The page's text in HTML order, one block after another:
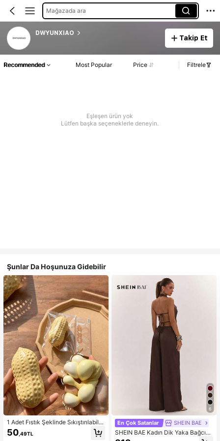
Mağazada ara
DWYUNXIAO
Takip Et
Recommended Most Popular Price Filtrele
Eşleşen ürün yok
Lütfen başka seçeneklerle deneyin.
Şunlar Da Hoşunuza Gidebilir
1 Adet Fıstık Şeklinde Sıkıştırılabilir
Stres Oyuncağı, Ofis Rahatlaması v
e Parti Etkileşimi İçin Uygun, Doğu
50 ,49TL
6
En Çok Satanlar SHEIN BAE
SHEIN BAE Kadın Dik Yaka Bağcıklı
Günlük Düz Renk Moda Takımı, Ra